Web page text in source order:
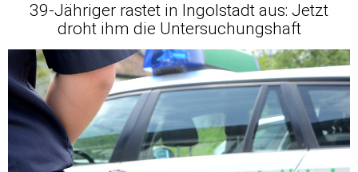
39-Jähriger rastet in Ingolstadt aus: Jetzt
droht ihm die Untersuchungshaft